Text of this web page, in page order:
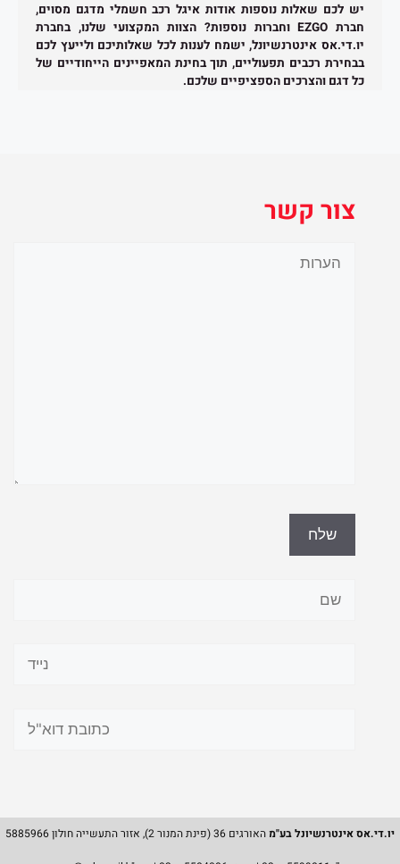
יש לכם שאלות נוספות אודות איגל רכב חשמלי מדגם מסוים,
חברת EZGO וחברות נוספות? הצוות המקצועי שלנו, בחברת
יו.די.אס אינטרנשיונל, ישמח לענות לכל שאלותיכם ולייעץ לכם
בבחירת רכבים תפעוליים, תוך בחינת המאפיינים הייחודיים של
כל דגם והצרכים הספציפיים שלכם.
צור קשר
יו.די.אס אינטרנשיונל בע"מהאורגים 36 (פינת המנור 2), אזור התעשייה חולון 5885966